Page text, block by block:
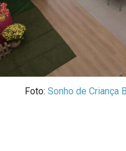
Foto: Sonho de Criança